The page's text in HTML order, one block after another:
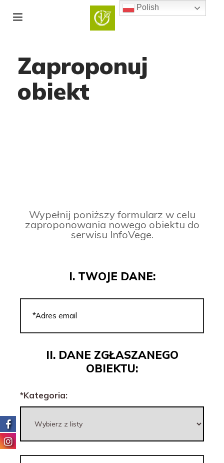
Zaproponuj
obiekt
Wypełnij poniższy formularz w celu
zaproponowania nowego obiektu do
serwisu InfoVege.
I. TWOJE DANE:
II. DANE ZGŁASZANEGO
OBIEKTU:
*Kategoria:
Polish